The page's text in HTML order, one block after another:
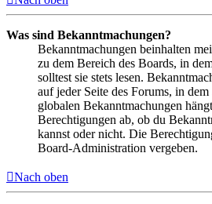
Was sind Bekanntmachungen?
Bekanntmachungen beinhalten
zu dem Bereich des Boards, in
solltest sie stets lesen.
auf jeder Seite des Forums, in
globalen Bekanntmachungen
Berechtigungen ab, ob du
kannst oder nicht. Die
Board-Administration vergeben.
Nach oben